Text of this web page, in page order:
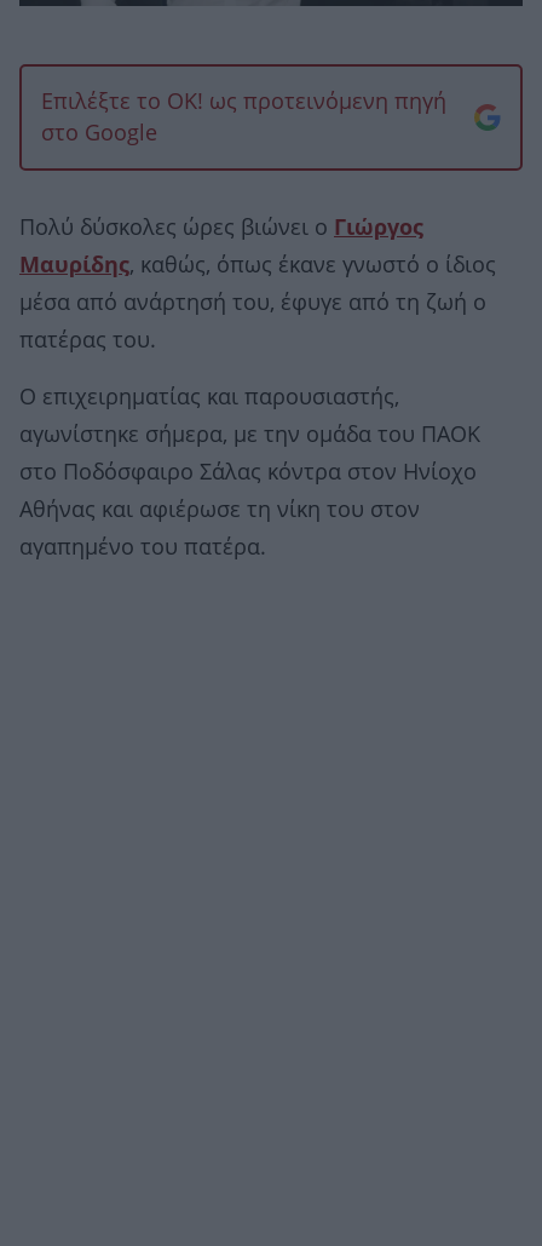
Επιλέξτε το OK! ως προτεινόμενη πηγή
στο Google
Πολύ δύσκολες ώρες βιώνει ο Γιώργος
Μαυρίδης, καθώς, όπως έκανε γνωστό ο ίδιος
μέσα από ανάρτησή του, έφυγε από τη ζωή ο
πατέρας του.
O επιχειρηματίας και παρουσιαστής,
αγωνίστηκε σήμερα, με την ομάδα του ΠΑΟΚ
στο Ποδόσφαιρο Σάλας κόντρα στον Ηνίοχο
Αθήνας και αφιέρωσε τη νίκη του στον
αγαπημένο του πατέρα.